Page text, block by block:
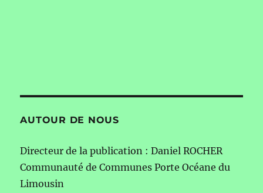
AUTOUR DE NOUS
Directeur de la publication : Daniel ROCHER
Communauté de Communes Porte Océane du
Limousin